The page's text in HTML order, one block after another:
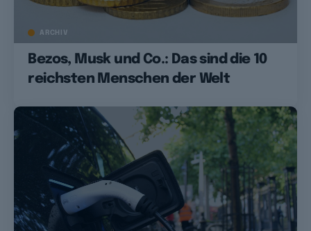
ARCHIV
Bezos, Musk und Co.: Das sind die 10
reichsten Menschen der Welt